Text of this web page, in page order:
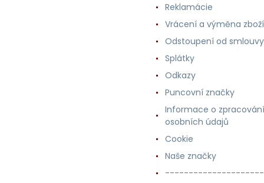
Reklamácie
Vrácení a výměna zboží
Odstoupení od smlouvy
Splátky
Odkazy
Puncovní značky
Informace o zpracování
osobních údajů
Cookie
Naše značky